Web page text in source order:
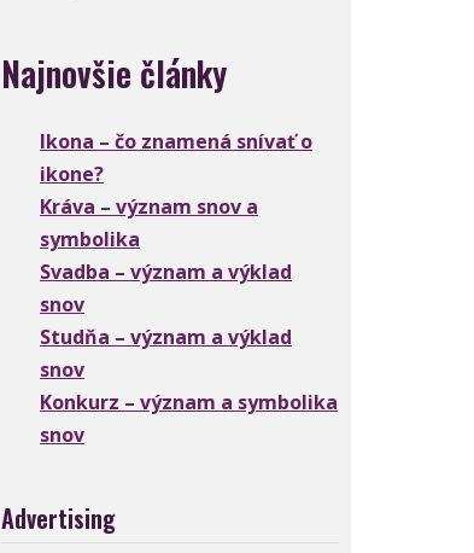
Najnovšie články
Ikona – čo znamená snívať o
ikone?
Kráva – význam snov a
symbolika
Svadba – význam a výklad
snov
Studňa – význam a výklad
snov
Konkurz – význam a symbolika
snov
Advertising